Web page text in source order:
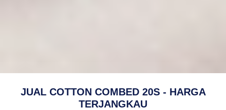
JUAL COTTON COMBED 20S - HARGA
TERJANGKAU